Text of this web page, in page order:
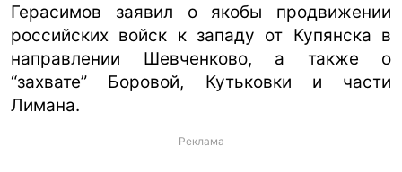
Герасимов заявил о якобы продвижении
российских войск к западу от Купянска в
направлении Шевченково, а также о
“захвате” Боровой, Кутьковки и части
Лимана.
Реклама